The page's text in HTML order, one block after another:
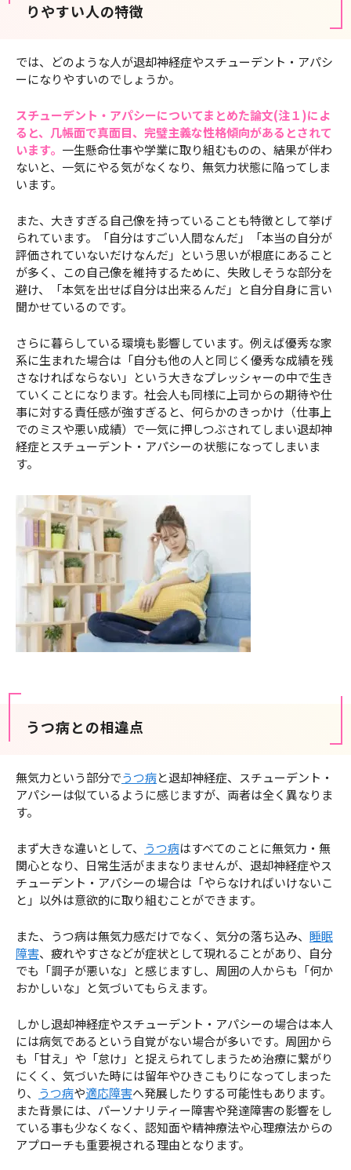
りやすい人の特徴
では、どのような人が退却神経症やスチューデント・アパシ
ーになりやすいのでしょうか。
スチューデント・アパシーについてまとめた論文(注１)によ
ると、几帳面で真面目、完璧主義な性格傾向があるとされて
います。 一生懸命仕事や学業に取り組むものの、結果が伴わ
ないと、一気にやる気がなくなり、無気力状態に陥ってしま
います。
また、大きすぎる自己像を持っていることも特徴として挙げ
られています。「自分はすごい人間なんだ」「本当の自分が
評価されていないだけなんだ」という思いが根底にあること
が多く、この自己像を維持するために、失敗しそうな部分を
避け、「本気を出せば自分は出来るんだ」と自分自身に言い
聞かせているのです。
さらに暮らしている環境も影響しています。例えば優秀な家
系に生まれた場合は「自分も他の人と同じく優秀な成績を残
さなければならない」という大きなプレッシャーの中で生き
ていくことになります。社会人も同様に上司からの期待や仕
事に対する責任感が強すぎると、何らかのきっかけ（仕事上
でのミスや悪い成績）で一気に押しつぶされてしまい退却神
経症とスチューデント・アパシーの状態になってしまいま
す。
うつ病との相違点
無気力という部分でうつ病と退却神経症、スチューデント・
アパシーは似ているように感じますが、両者は全く異なりま
す。
まず大きな違いとして、 うつ病はすべてのことに無気力・無
関心となり、日常生活がままなりませんが、退却神経症やス
チューデント・アパシーの場合は「やらなければいけないこ
と」以外は意欲的に取り組むことができます。
また、うつ病は無気力感だけでなく、気分の落ち込み、 睡眠
障害、疲れやすさなどが症状として現れることがあり、自分
でも「調子が悪いな」と感じますし、周囲の人からも「何か
おかしいな」と気づいてもらえます。
しかし退却神経症やスチューデント・アパシーの場合は本人
には病気であるという自覚がない場合が多いです。周囲から
も「甘え」や「怠け」と捉えられてしまうため治療に繋がり
にくく、気づいた時には留年やひきこもりになってしまった
り、 うつ病や適応障害へ発展したりする可能性もあります。
また背景には、パーソナリティー障害や発達障害の影響をし
ている事も少なくなく、認知面や精神療法や心理療法からの
アプローチも重要視される理由となります。